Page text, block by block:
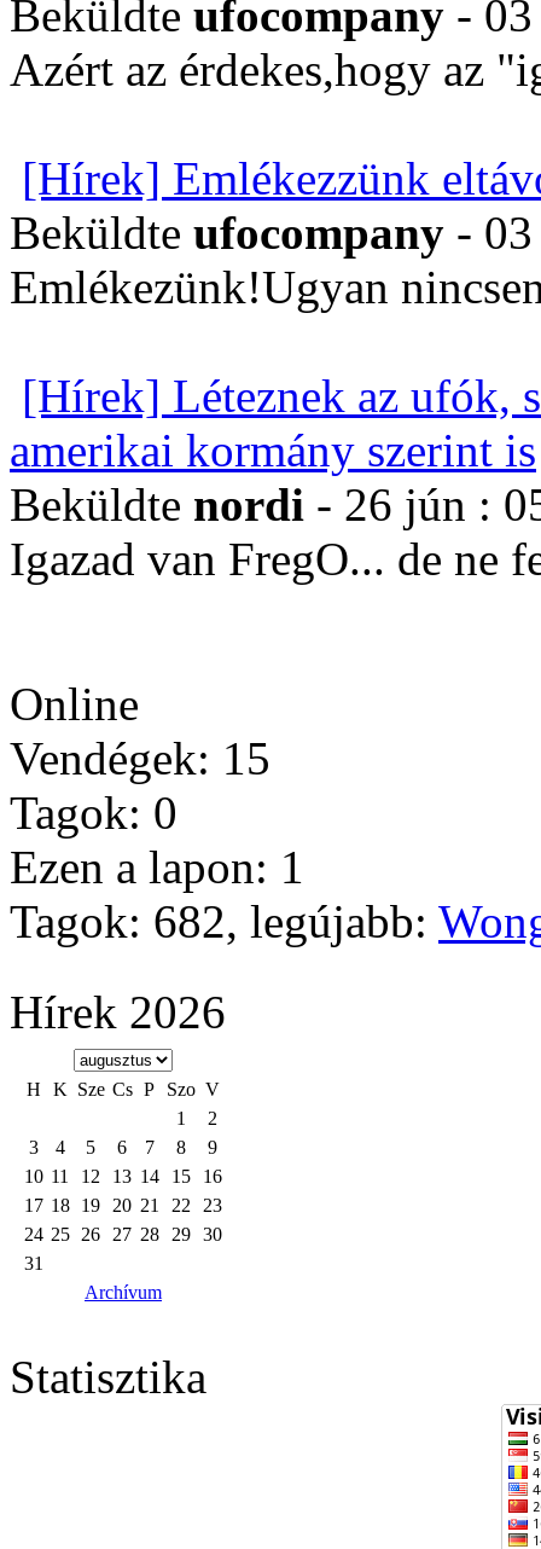
Beküldte ufocompany -
Azért az érdekes,hogy az
[Hírek] Emlékezzünk
Beküldte ufocompany -
Emlékezünk!Ugyan
[Hírek] Léteznek az ufók,
amerikai kormány szerint is
Beküldte nordi - 26 jún :
Igazad van FregO... de ne
Online
Vendégek: 15
Tagok: 0
Ezen a lapon: 1
Tagok: 682, legújabb:
Hírek 2026
H K Sze Cs P Szo V
1
2
3
4 5 6 7 8
9
10 11 12 13 14 15
16
17 18 19 20 21 22
23
24 25 26 27 28 29 30
31
Archívum
Statisztika